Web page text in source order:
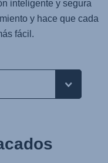
inteligente y segura
y hace que cada
fácil.